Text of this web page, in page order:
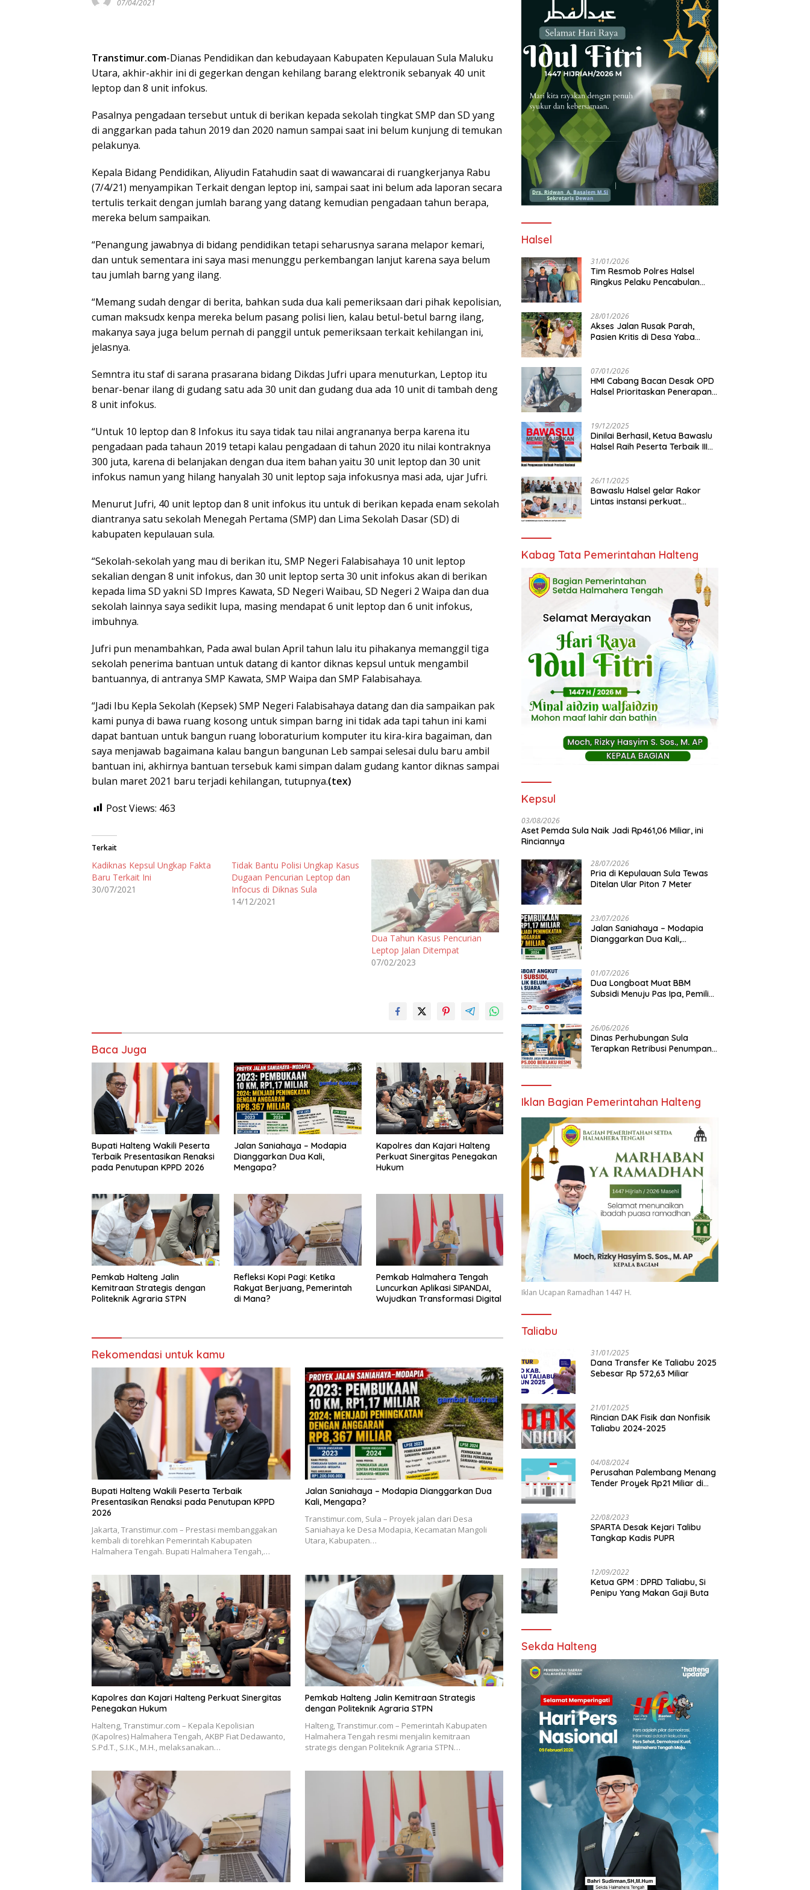
07/04/2021
Transtimur.com-Dianas Pendidikan dan kebudayaan Kabupaten Kepulauan Sula Maluku
Utara, akhir-akhir ini di gegerkan dengan kehilang barang elektronik sebanyak 40 unit
leptop dan 8 unit infokus.
Pasalnya pengadaan tersebut untuk di berikan kepada sekolah tingkat SMP dan SD yang
di anggarkan pada tahun 2019 dan 2020 namun sampai saat ini belum kunjung di temukan
pelakunya.
Kepala Bidang Pendidikan, Aliyudin Fatahudin saat di wawancarai di ruangkerjanya Rabu
(7/4/21) menyampikan Terkait dengan leptop ini, sampai saat ini belum ada laporan secara
tertulis terkait dengan jumlah barang yang datang kemudian pengadaan tahun berapa,
mereka belum sampaikan.
“Penangung jawabnya di bidang pendidikan tetapi seharusnya sarana melapor kemari,
dan untuk sementara ini saya masi menunggu perkembangan lanjut karena saya belum
tau jumlah barng yang ilang.
“Memang sudah dengar di berita, bahkan suda dua kali pemeriksaan dari pihak kepolisian,
cuman maksudx kenpa mereka belum pasang polisi lien, kalau betul-betul barng ilang,
makanya saya juga belum pernah di panggil untuk pemeriksaan terkait kehilangan ini,
jelasnya.
Semntra itu staf di sarana prasarana bidang Dikdas Jufri upara menuturkan, Leptop itu
benar-benar ilang di gudang satu ada 30 unit dan gudang dua ada 10 unit di tambah deng
8 unit infokus.
“Untuk 10 leptop dan 8 Infokus itu saya tidak tau nilai angrananya berpa karena itu
pengadaan pada tahaun 2019 tetapi kalau pengadaan di tahun 2020 itu nilai kontraknya
300 juta, karena di belanjakan dengan dua item bahan yaitu 30 unit leptop dan 30 unit
infokus namun yang hilang hanyalah 30 unit leptop saja infokusnya masi ada, ujar Jufri.
Menurut Jufri, 40 unit leptop dan 8 unit infokus itu untuk di berikan kepada enam sekolah
diantranya satu sekolah Menegah Pertama (SMP) dan Lima Sekolah Dasar (SD) di
kabupaten kepulauan sula.
“Sekolah-sekolah yang mau di berikan itu, SMP Negeri Falabisahaya 10 unit leptop
sekalian dengan 8 unit infokus, dan 30 unit leptop serta 30 unit infokus akan di berikan
kepada lima SD yakni SD Impres Kawata, SD Negeri Waibau, SD Negeri 2 Waipa dan dua
sekolah lainnya saya sedikit lupa, masing mendapat 6 unit leptop dan 6 unit infokus,
imbuhnya.
Jufri pun menambahkan, Pada awal bulan April tahun lalu itu pihakanya memanggil tiga
sekolah penerima bantuan untuk datang di kantor diknas kepsul untuk mengambil
bantuannya, di antranya SMP Kawata, SMP Waipa dan SMP Falabisahaya.
“Jadi Ibu Kepla Sekolah (Kepsek) SMP Negeri Falabisahaya datang dan dia sampaikan pak
kami punya di bawa ruang kosong untuk simpan barng ini tidak ada tapi tahun ini kami
dapat bantuan untuk bangun ruang loboraturium komputer itu kira-kira bagaiman, dan
saya menjawab bagaimana kalau bangun bangunan Leb sampai selesai dulu baru ambil
bantuan ini, akhirnya bantuan tersebuk kami simpan dalam gudang kantor diknas sampai
bulan maret 2021 baru terjadi kehilangan, tutupnya.(tex)
Post Views: 463
Terkait
Kadiknas Kepsul Ungkap Fakta
Baru Terkait Ini
30/07/2021
Tidak Bantu Polisi Ungkap Kasus
Dugaan Pencurian Leptop dan
Infocus di Diknas Sula
14/12/2021
Dua Tahun Kasus Pencurian
Leptop Jalan Ditempat
07/02/2023
Baca Juga
Bupati Halteng Wakili Peserta
Terbaik Presentasikan Renaksi
pada Penutupan KPPD 2026
Jalan Saniahaya – Modapia
Dianggarkan Dua Kali,
Mengapa?
Kapolres dan Kajari Halteng
Perkuat Sinergitas Penegakan
Hukum
Pemkab Halteng Jalin
Kemitraan Strategis dengan
Politeknik Agraria STPN
Refleksi Kopi Pagi: Ketika
Rakyat Berjuang, Pemerintah
di Mana?
Pemkab Halmahera Tengah
Luncurkan Aplikasi SIPANDAI,
Wujudkan Transformasi Digital
Rekomendasi untuk kamu
Bupati Halteng Wakili Peserta Terbaik
Presentasikan Renaksi pada Penutupan KPPD
2026
Jakarta, Transtimur.com – Prestasi membanggakan
kembali di torehkan Pemerintah Kabupaten
Halmahera Tengah. Bupati Halmahera Tengah,…
Jalan Saniahaya – Modapia Dianggarkan Dua
Kali, Mengapa?
Transtimur.com, Sula – Proyek jalan dari Desa
Saniahaya ke Desa Modapia, Kecamatan Mangoli
Utara, Kabupaten…
Kapolres dan Kajari Halteng Perkuat Sinergitas
Penegakan Hukum
Halteng, Transtimur.com – Kepala Kepolisian
(Kapolres) Halmahera Tengah, AKBP Fiat Dedawanto,
S.Pd.T., S.I.K., M.H., melaksanakan…
Pemkab Halteng Jalin Kemitraan Strategis
dengan Politeknik Agraria STPN
Halteng, Transtimur.com – Pemerintah Kabupaten
Halmahera Tengah resmi menjalin kemitraan
strategis dengan Politeknik Agraria STPN…
Halsel
31/01/2026
Tim Resmob Polres Halsel
Ringkus Pelaku Pencabulan
28/01/2026
Akses Jalan Rusak Parah,
Pasien Kritis di Desa Yaba
07/01/2026
HMI Cabang Bacan Desak OPD
Halsel Prioritaskan Penerapan
19/12/2025
Dinilai Berhasil, Ketua Bawaslu
Halsel Raih Peserta Terbaik III
26/11/2025
Bawaslu Halsel gelar Rakor
Lintas instansi perkuat
Kabag Tata Pemerintahan Halteng
Kepsul
03/08/2026
Aset Pemda Sula Naik Jadi Rp461,06 Miliar, ini
Rinciannya
28/07/2026
Pria di Kepulauan Sula Tewas
Ditelan Ular Piton 7 Meter
23/07/2026
Jalan Saniahaya – Modapia
Dianggarkan Dua Kali,
01/07/2026
Dua Longboat Muat BBM
Subsidi Menuju Pas Ipa, Pemilik
26/06/2026
Dinas Perhubungan Sula
Terapkan Retribusi Penumpang
Iklan Bagian Pemerintahan Halteng
Iklan Ucapan Ramadhan 1447 H.
Taliabu
31/01/2025
Dana Transfer Ke Taliabu 2025
Sebesar Rp 572,63 Miliar
21/01/2025
Rincian DAK Fisik dan Nonfisik
Taliabu 2024-2025
04/08/2024
Perusahan Palembang Menang
Tender Proyek Rp21 Miliar di
22/08/2023
SPARTA Desak Kejari Talibu
Tangkap Kadis PUPR
12/09/2022
Ketua GPM : DPRD Taliabu, Si
Penipu Yang Makan Gaji Buta
Sekda Halteng